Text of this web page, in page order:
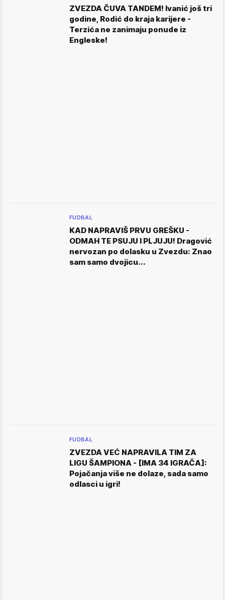
ZVEZDA ČUVA TANDEM! Ivanić još tri
godine, Rodić do kraja karijere -
Terzića ne zanimaju ponude iz
Engleske!
FUDBAL
KAD NAPRAVIŠ PRVU GREŠKU -
ODMAH TE PSUJU I PLJUJU! Dragović
nervozan po dolasku u Zvezdu: Znao
sam samo dvojicu...
FUDBAL
ZVEZDA VEĆ NAPRAVILA TIM ZA
LIGU ŠAMPIONA - [IMA 34 IGRAČA]:
Pojačanja više ne dolaze, sada samo
odlasci u igri!